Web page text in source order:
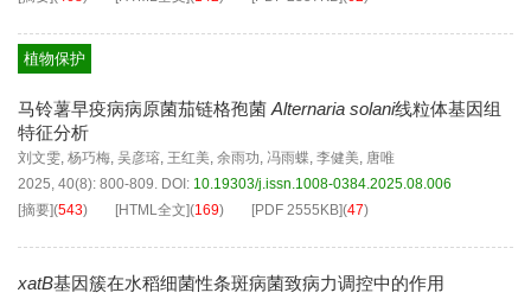
植物保护
马铃薯早疫病病原菌茄链格孢菌 Alternaria solani线粒体基因组
特征分析
刘文雯, 杨巧梅, 吴彦瑢, 王红美, 余雨功, 冯雨蝶, 李健美, 唐唯
2025, 40(8): 800-809. DOI: 10.19303/j.issn.1008-0384.2025.08.006
[摘要](543) [HTML全文](169) [PDF 2555KB](47)
xatB基因簇在水稻细菌性条斑病菌致病力调控中的作用